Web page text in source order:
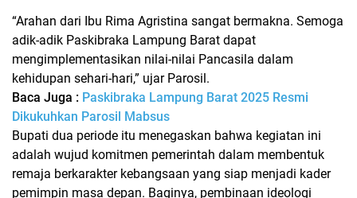
“Arahan dari Ibu Rima Agristina sangat bermakna. Semoga
adik-adik Paskibraka Lampung Barat dapat
mengimplementasikan nilai-nilai Pancasila dalam
kehidupan sehari-hari,” ujar Parosil.
Baca Juga : Paskibraka Lampung Barat 2025 Resmi
Dikukuhkan Parosil Mabsus
Bupati dua periode itu menegaskan bahwa kegiatan ini
adalah wujud komitmen pemerintah dalam membentuk
remaja berkarakter kebangsaan yang siap menjadi kader
pemimpin masa depan. Baginya, pembinaan ideologi